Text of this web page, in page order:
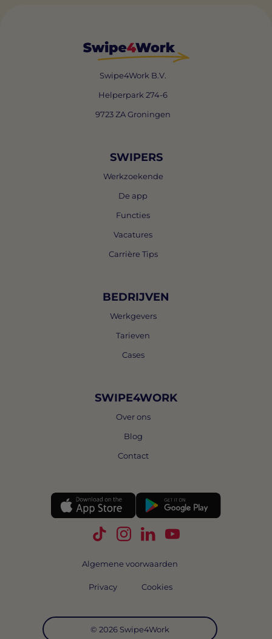
Swipe4Work B.V.
Helperpark 274-6
9723 ZA Groningen
SWIPERS
Werkzoekende
De app
Functies
Vacatures
Carrière Tips
BEDRIJVEN
Werkgevers
Tarieven
Cases
SWIPE4WORK
Over ons
Blog
Contact
Volg Swipe4Work op TikTok
Volg Swipe4Work op
Volg Swipe4Work op
Volg Swipe4Work
© 2026 Swipe4Work
Algemene voorwaarden
Privacy Cookies